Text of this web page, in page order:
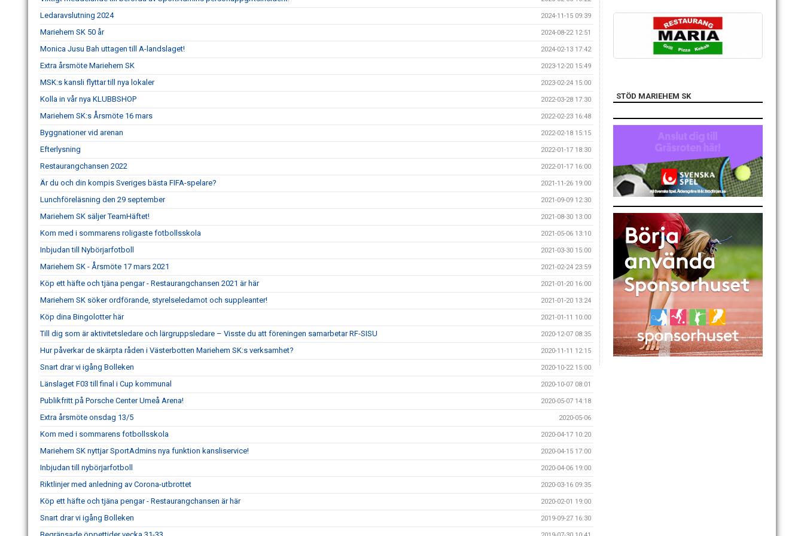
Ledaravslutning 2024 2024-11-15 09:39
Mariehem SK 50 år 2024-08-22 12:51
Monica Jusu Bah uttagen till A-landslaget! 2024-02-13 17:42
Extra årsmöte Mariehem SK 2023-12-20 15:49
MSK:s kansli flyttar till nya lokaler 2023-02-24 15:00
Kolla in vår nya KLUBBSHOP 2022-03-28 17:30
Mariehem SK:s Årsmöte 16 mars 2022-02-23 16:48
Byggnationer vid arenan 2022-02-18 15:15
Efterlysning 2022-01-17 18:30
Restaurangchansen 2022 2022-01-17 16:00
Är du och din kompis Sveriges bästa FIFA-spelare? 2021-11-26 19:00
Lunchföreläsning den 29 september 2021-09-09 12:30
Mariehem SK säljer TeamHäftet! 2021-08-30 13:00
Kom med i sommarens roligaste fotbollsskola 2021-05-06 13:10
Inbjudan till Nybörjarfotboll 2021-03-30 15:00
Mariehem SK - Årsmöte 17 mars 2021 2021-02-24 23:59
Köp ett häfte och tjäna pengar - Restaurangchansen 2021 är här 2021-01-20 16:00
Mariehem SK söker ordförande, styrelseledamot och suppleanter! 2021-01-20 13:24
Köp dina Bingolotter här 2021-01-11 10:00
Till dig som är aktivitetsledare och lärgruppsledare – Visste du att föreningen samarbetar RF-SISU 2020-12-07 08:35
Hur påverkar de skärpta råden i Västerbotten Mariehem SK:s verksamhet? 2020-11-11 12:15
Snart drar vi igång Bolleken 2020-10-22 15:00
Länslaget F03 till final i Cup kommunal 2020-10-07 08:01
Publikfritt på Porsche Center Umeå Arena! 2020-05-07 14:18
Extra årsmöte onsdag 13/5 2020-05-06
Kom med i sommarens fotbollsskola 2020-04-17 10:20
Mariehem SK nyttjar SportAdmins nya funktion kansliservice! 2020-04-15 17:00
Inbjudan till nybörjarfotboll 2020-04-06 19:00
Riktlinjer med anledning av Corona-utbrottet 2020-03-16 09:35
Köp ett häfte och tjäna pengar - Restaurangchansen är här 2020-02-01 19:00
Snart drar vi igång Bolleken 2019-09-27 16:30
STÖD MARIEHEM SK